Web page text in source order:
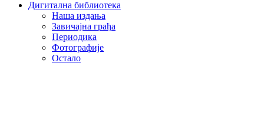
Дигитална библиотека
Наша издања
Завичајна грађа
Периодика
Фотографије
Остало